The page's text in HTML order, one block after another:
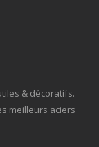
& décoratifs.
meilleurs aciers